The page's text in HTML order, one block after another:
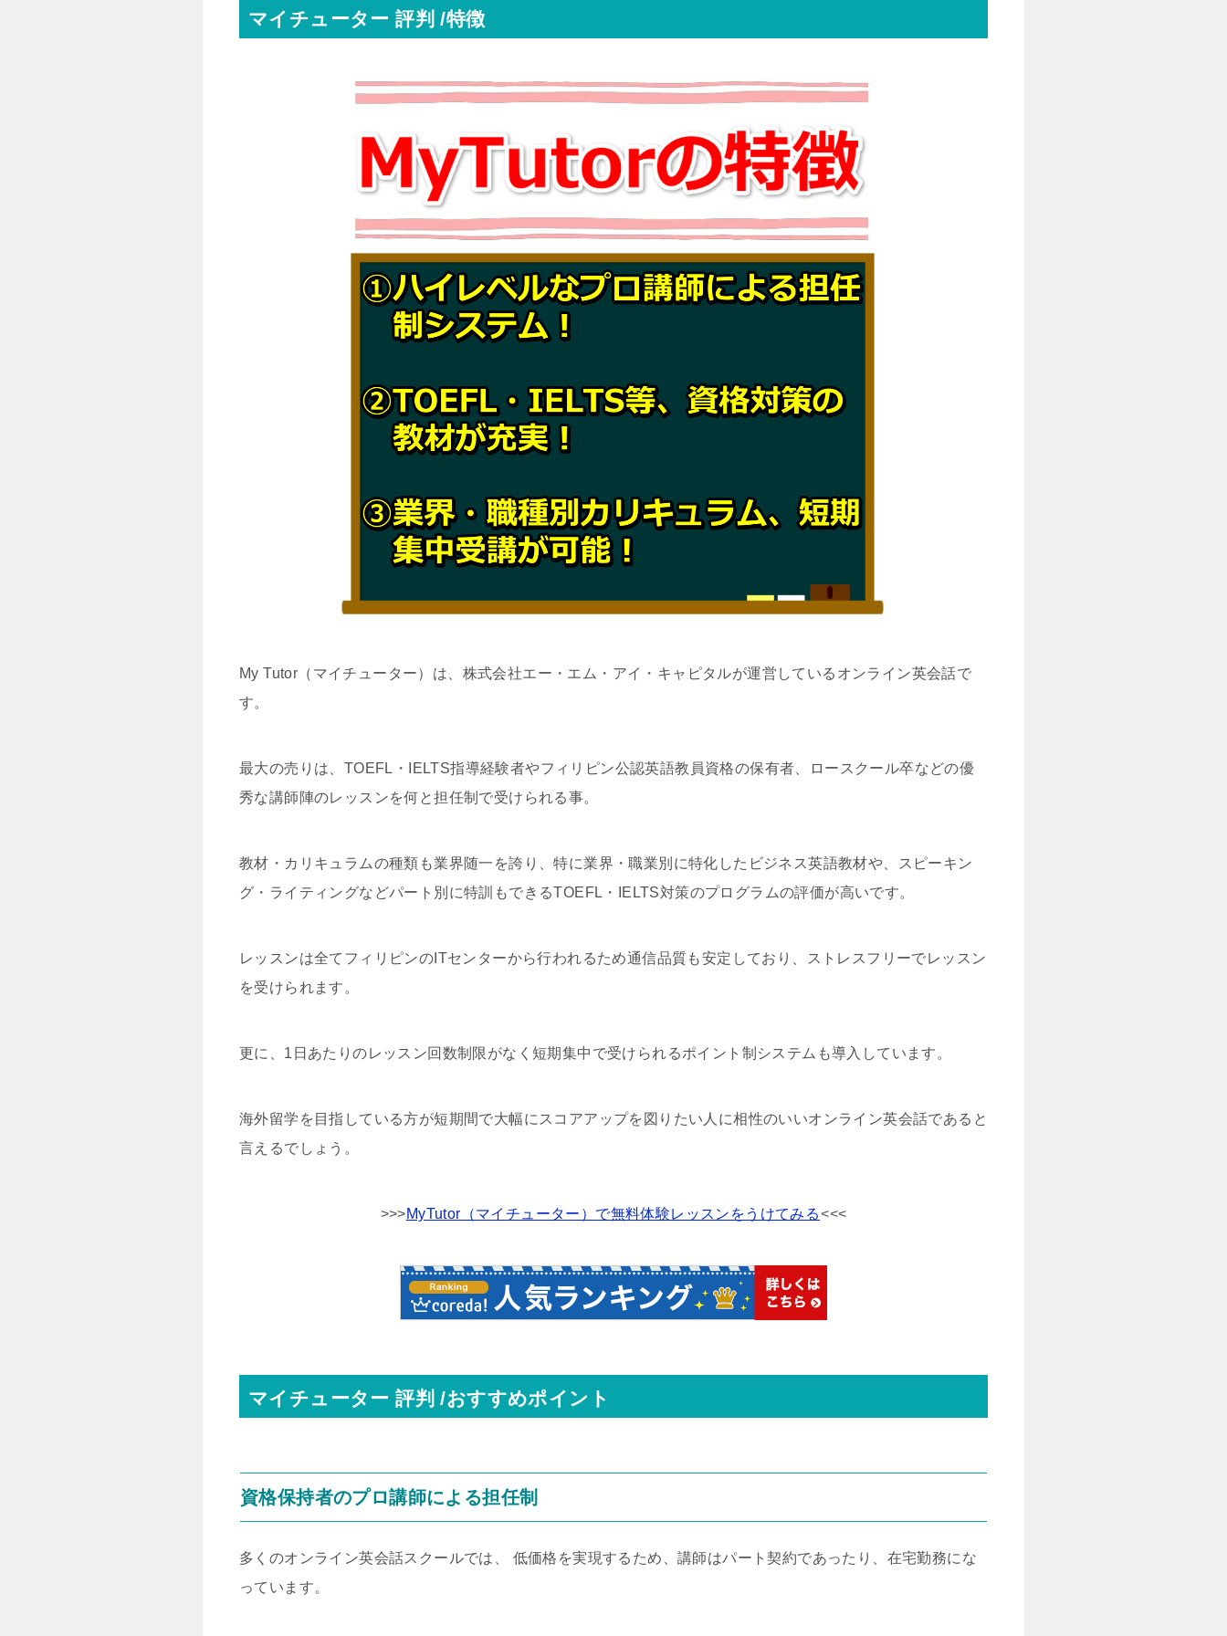
マイチューター 評判 /特徴
My Tutor（マイチューター）は、株式会社エー・エム・アイ・キャピタルが運営しているオンライン英会話で
す。
最大の売りは、TOEFL・IELTS指導経験者やフィリピン公認英語教員資格の保有者、ロースクール卒などの優
秀な講師陣のレッスンを何と担任制で受けられる事。
教材・カリキュラムの種類も業界随一を誇り、特に業界・職業別に特化したビジネス英語教材や、スピーキン
グ・ライティングなどパート別に特訓もできるTOEFL・IELTS対策のプログラムの評価が高いです。
レッスンは全てフィリピンのITセンターから行われるため通信品質も安定しており、ストレスフリーでレッスン
を受けられます。
更に、1日あたりのレッスン回数制限がなく短期集中で受けられるポイント制システムも導入しています。
海外留学を目指している方が短期間で大幅にスコアアップを図りたい人に相性のいいオンライン英会話であると
言えるでしょう。
>>>MyTutor（マイチューター）で無料体験レッスンをうけてみる<<<
マイチューター 評判 /おすすめポイント
資格保持者のプロ講師による担任制
多くのオンライン英会話スクールでは、 低価格を実現するため、講師はパート契約であったり、在宅勤務にな
っています。